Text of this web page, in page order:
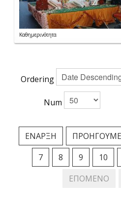
Καθημερινότητα
Ordering
Num
ΈΝΑΡΞΗ
7
8 9 10
ΕΠΌΜΕΝΟ